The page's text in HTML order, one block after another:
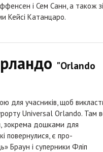
і Сем Санн, а також
Кейсі Катанцаро.
"Orlando
для учасників, щоб
Universal Orlando. Там
зокрема дошками для
повернулися, є про-
Браун і суперники Фліп